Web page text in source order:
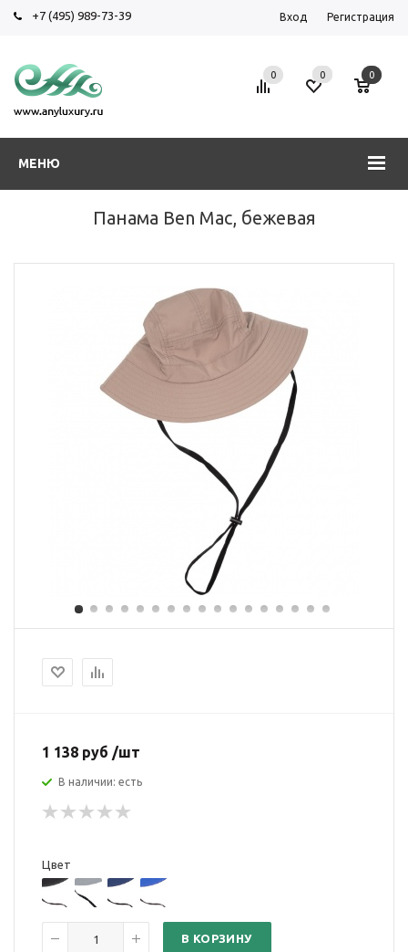
+7 (495) 989-73-39 Вход Регистрация
МЕНЮ
0 0 0
Панама Ben Mac, бежевая
1 138 руб /шт
В наличии: есть
Цвет
В КОРЗИНУ